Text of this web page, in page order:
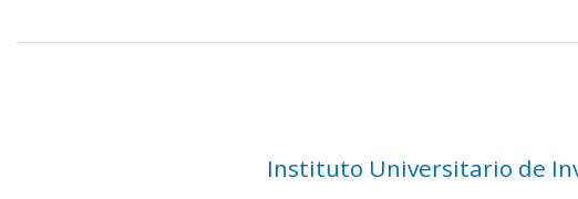
Instituto Universitario de